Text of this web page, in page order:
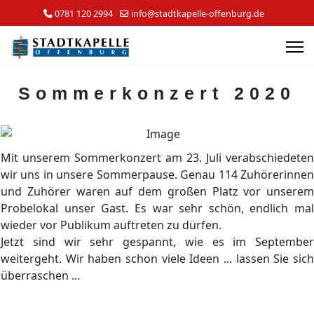
0781 120 2994 info@stadtkapelle-offenburg.de
Sommerkonzert 2020
Mit unserem Sommerkonzert am 23. Juli verabschiedeten
wir uns in unsere Sommerpause. Genau 114 Zuhörerinnen
und Zuhörer waren auf dem großen Platz vor unserem
Probelokal unser Gast. Es war sehr schön, endlich mal
wieder vor Publikum auftreten zu dürfen.
Jetzt sind wir sehr gespannt, wie es im September
weitergeht. Wir haben schon viele Ideen ... lassen Sie sich
überraschen ...